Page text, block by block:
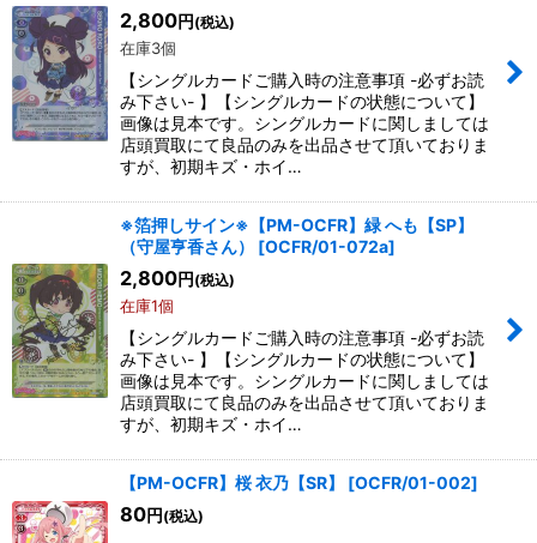
2,800円 (税込)
在庫3個
【シングルカードご購入時の注意事項 -必ずお読
み下さい- 】【シングルカードの状態について】
画像は見本です。シングルカードに関しましては
店頭買取にて良品のみを出品させて頂いておりま
すが、初期キズ・ホイ…
※箔押しサイン※【PM-OCFR】緑 へも【SP】
（守屋亨香さん）
[OCFR/01-072a]
2,800円 (税込)
在庫1個
【シングルカードご購入時の注意事項 -必ずお読
み下さい- 】【シングルカードの状態について】
画像は見本です。シングルカードに関しましては
店頭買取にて良品のみを出品させて頂いておりま
すが、初期キズ・ホイ…
【PM-OCFR】桜 衣乃【SR】 [OCFR/01-002]
80円 (税込)